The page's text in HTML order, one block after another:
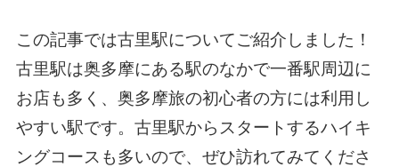
この記事では古里駅についてご紹介しました！
古里駅は奥多摩にある駅のなかで一番駅周辺に
お店も多く、奥多摩旅の初心者の方には利用し
やすい駅です。古里駅からスタートするハイキ
ングコースも多いので、ぜひ訪れてみてくださ